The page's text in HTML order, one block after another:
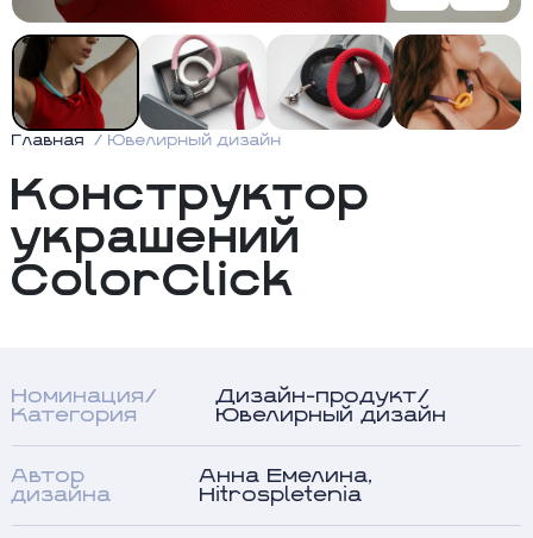
Главная Ювелирный дизайн
Конструктор
украшений
ColorClick
Номинация/
Категория
Дизайн-продукт/
Ювелирный дизайн
Автор
дизайна
Анна Емелина,
Hitrospletenia